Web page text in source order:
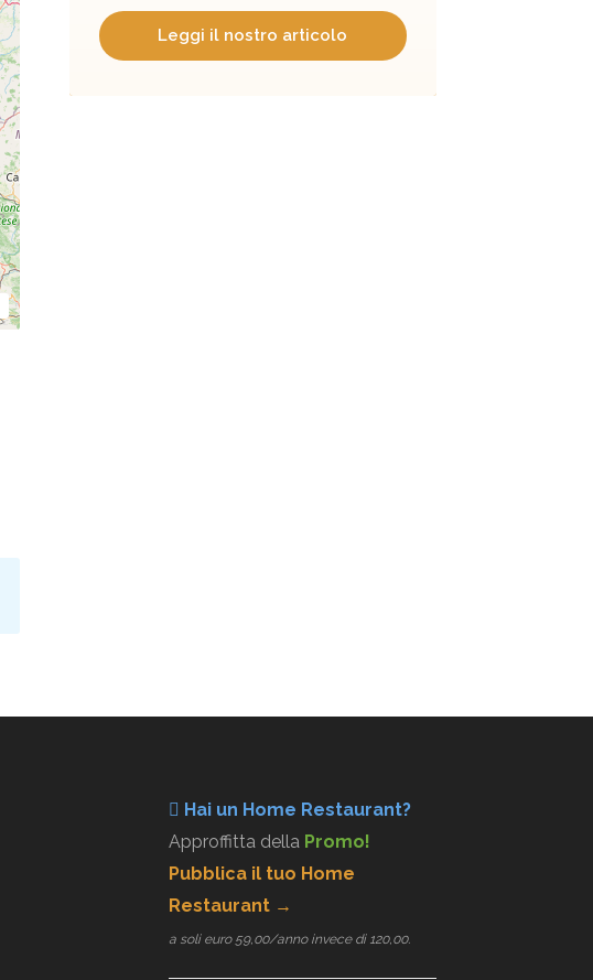
Leggi il nostro articolo
Hai un Home Restaurant?
Approffitta della Promo!
Pubblica il tuo Home
Restaurant →
a soli euro 59,00/anno invece di 120,00.